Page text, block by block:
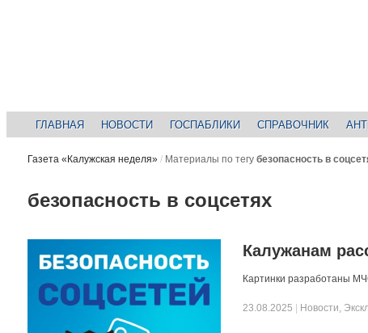
ГЛАВНАЯ НОВОСТИ ГОСПАБЛИКИ СПРАВОЧНИК
Газета «Калужская неделя» / Материалы по тегу безопасность в
безопасность в соцсетях
Калужанам
Картинки разработаны
23.08.2025 Новости,